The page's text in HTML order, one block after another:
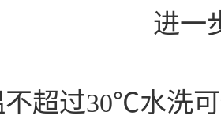
进一
超过30℃水洗